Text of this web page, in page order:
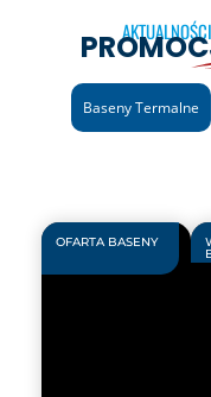
Baseny Termalne
OFARTA BASENY